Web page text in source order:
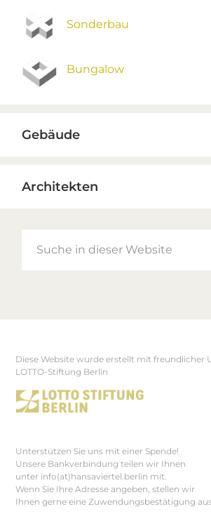
Sonderbau
Bungalow
Gebäude
Architekten
Footer
Diese Website wurde erstellt mit freundlicher
LOTTO-Stiftung Berlin
Unterstützen Sie uns mit einer Spende!
Unsere Bankverbindung teilen wir Ihnen
unter info(at)hansaviertel.berlin mit.
Wenn Sie Ihre Adresse angeben, stellen wir
Ihnen gerne eine Zuwendungsbestätigung